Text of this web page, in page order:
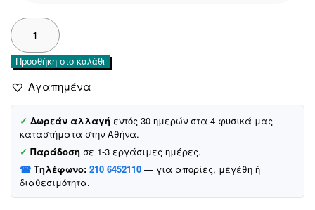
Biyo
Kids
μπουστάκι
με
αποσπώμενη
ενίσχυση
«Rib
Salmon»
ποσότητα
Προσθήκη στο καλάθι
Αγαπημένα
✓ Δωρεάν αλλαγή εντός 30 ημερών στα 4 φυσικά μας
καταστήματα στην Αθήνα.
✓ Παράδοση σε 1-3 εργάσιμες ημέρες.
☎ Τηλέφωνο: 210 6452110 — για απορίες, μεγέθη ή
διαθεσιμότητα.